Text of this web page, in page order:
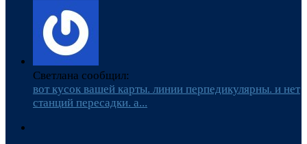
Светлана сообщил:
вот кусок вашей карты. линии перпедикулярны. и нет
станций пересадки. а...